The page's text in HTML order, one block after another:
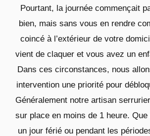
Pourtant, la journée commençait
bien, mais sans vous en rendre
coincé à l’extérieur de votre
vient de claquer et vous avez un
Dans ces circonstances, nous
intervention une priorité pour
Généralement notre artisan
sur place en moins de 1 heure.
un jour férié ou pendant les